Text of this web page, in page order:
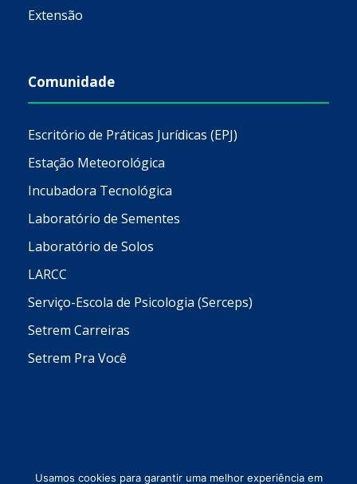
Extensão
Comunidade
Escritório de Práticas Jurídicas (EPJ)
Estação Meteorológica
Incubadora Tecnológica
Laboratório de Sementes
Laboratório de Solos
LARCC
Serviço-Escola de Psicologia (Serceps)
Setrem Carreiras
Setrem Pra Você
Usamos cookies para garantir uma melhor experiência em